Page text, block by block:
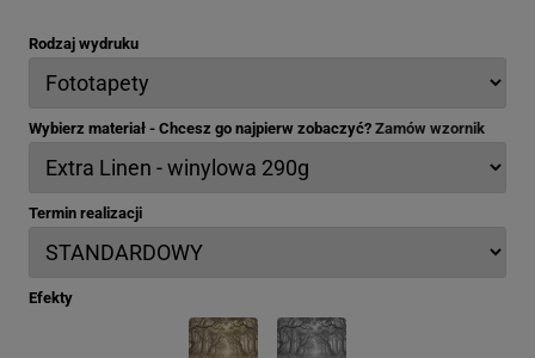
Rodzaj wydruku
Wybierz materiał - Chcesz go najpierw zobaczyć? Zamów wzornik
Termin realizacji
Efekty